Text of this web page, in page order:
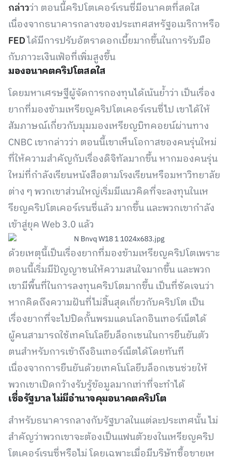
กล่าวว่า ตอนนี้คริปโตเคอร์เรนซี่มีอนาคตที่สดใส
เนื่องจากธนาคารกลางของประเทศสหรัฐอเมริกาหรือ
FEDได้มีการปรับอัตราดอกเบี้ยมากขึ้นในการรับมือ
กับภาวะเงินเฟ้อที่เพิ่มสูงขึ้น
มองอนาคตคริปโตสดใส
โดยมหาเศรษฐีผู้จัดการกองทุนได้เน้นย้ำว่า เป็นเรื่อง
ยากที่มองข้ามเหรียญคริปโตเคอร์เรนซี่ไป เขาได้ให้
สัมภาษณ์เกี่ยวกับมุมมองเหรียญบิทคอยน์ผ่านทาง
CNBC เขากล่าวว่า ตอนนี้เขาเห็นโอกาสของคนรุ่นใหม่
ที่ให้ความสำคัญกับเรื่องดิจิทัลมากขึ้น หากมองคนรุ่น
ใหม่ที่กำลังเรียนหนังสือตามโรงเรียนหรือมหาวิทยาลัย
ต่าง ๆ พวกเขาส่วนใหญ่เริ่มมีแนวคิดที่จะลงทุนในเห
รียญคริปโตเคอร์เรนซี่แล้ว มากขึ้น และพวกเขากำลัง
เข้าสู่ยุค Web 3.0 แล้ว
ด้วยเหตุนี้เป็นเรื่องยากที่มองข้ามเหรียญคริปโตเพราะ
ตอนนี้เริ่มมีปัญญาชนให้ความสนใจมากขึ้น และพวก
เขามีพื้นที่ในการลงทุนคริปโตมากขึ้น เป็นที่ชัดเจนว่า
หากคิดถึงความฝันที่ไม่สิ้นสุดเกี่ยวกับคริปโต เป็น
เรื่องยากที่จะไปปิดกั้นพรมแดนโลกอินเทอร์เน็ตได้
ผู้คนสามารถใช้เทคโนโลยีบล็อกเชนในการยืนยันตัว
ตนสำหรับการเข้าถึงอินเทอร์เน็ตได้โดยทันที
เนื่องจากการยืนยันด้วยเทคโนโลยีบล็อกเชนช่วยให้
พวกเขาเปิดกว้างรับรู้ข้อมูลมากเท่าที่จะทำได้
เชื่อรัฐบาล ไม่มีอำนาจคุมอนาคตคริปโต
สำหรับธนาคารกลางกับรัฐบาลในแต่ละประเทศนั้น ไม่
สำคัญว่าพวกเขาจะต้องเป็นแฟนตัวยงในเหรียญคริป
โตเคอร์เรนซี่หรือไม่ โดยเฉพาะเมื่อมีบริษัทซื้อขายเห